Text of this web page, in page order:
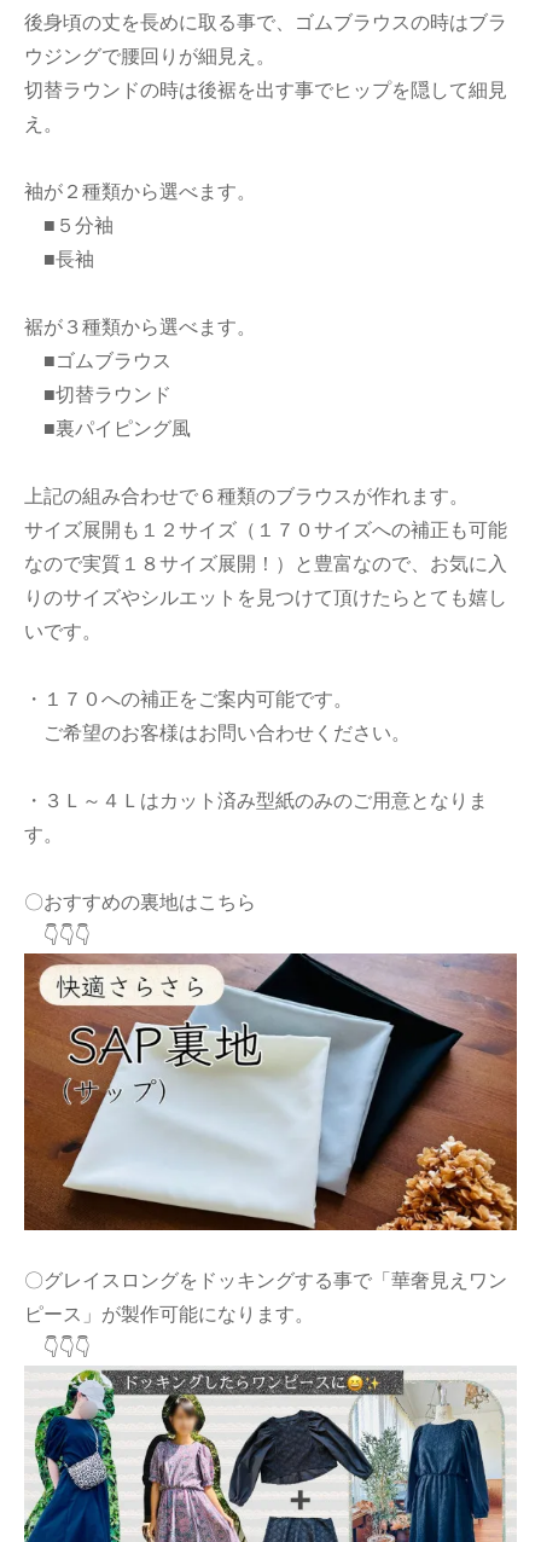
後身頃の丈を長めに取る事で、ゴムブラウスの時はブラ
ウジングで腰回りが細見え。
切替ラウンドの時は後裾を出す事でヒップを隠して細見
え。
袖が２種類から選べます。
■５分袖
■長袖
裾が３種類から選べます。
■ゴムブラウス
■切替ラウンド
■裏パイピング風
上記の組み合わせで６種類のブラウスが作れます。
サイズ展開も１２サイズ（１７０サイズへの補正も可能
なので実質１８サイズ展開！）と豊富なので、お気に入
りのサイズやシルエットを見つけて頂けたらとても嬉し
いです。
・１７０への補正をご案内可能です。
ご希望のお客様はお問い合わせください。
・３Ｌ～４Ｌはカット済み型紙のみのご用意となりま
す。
〇おすすめの裏地はこちら
👇👇👇
〇グレイスロングをドッキングする事で「華奢見えワン
ピース」が製作可能になります。
👇👇👇